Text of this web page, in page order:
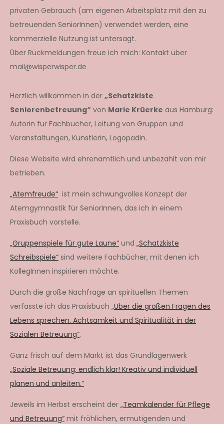
privaten Gebrauch (am eigenen Arbeitsplatz mit den zu
betreuenden SeniorInnen) verwendet werden, eine
kommerzielle Nutzung ist untersagt.
Über Rückmeldungen freue ich mich: Kontakt über
mail@wisperwisper.de
Herzlich willkommen in der „Schatzkiste
Seniorenbetreuung“ von Marie Krüerke aus Hamburg:
Autorin für Fachbücher, Leitung von Gruppen und
Veranstaltungen, Künstlerin, Logopädin.
Diese Website wird ehrenamtlich und unbezahlt von mir
betrieben.
„Atemfreude“ ist mein schwungvolles Konzept der
Atemgymnastik für SeniorInnen, das ich in einem
Praxisbuch vorstelle.
„Gruppenspiele für gute Laune“ und „Schatzkiste
Schreibspiele“ sind weitere Fachbücher, mit denen ich
KollegInnen inspirieren möchte.
Durch die große Nachfrage an spirituellen Themen
verfasste ich das Praxisbuch „Über die großen Fragen des
Lebens sprechen. Achtsamkeit und Spiritualität in der
Sozialen Betreuung“.
Ganz frisch auf dem Markt ist das Grundlagenwerk
„Soziale Betreuung: endlich klar! Kreativ und individuell
planen und anleiten.“
Jeweils im Herbst erscheint der „Teamkalender für Pflege
und Betreuung“ mit fröhlichen, ermutigenden und